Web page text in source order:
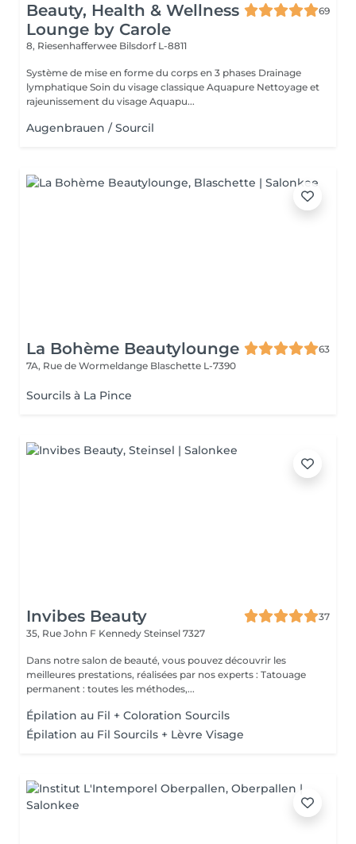
Beauty, Health & Wellness
Lounge by Carole
69
8, Riesenhafferwee Bilsdorf L-8811
Système de mise en forme du corps en 3 phases Drainage
lymphatique Soin du visage classique Aquapure Nettoyage et
rajeunissement du visage Aquapu...
Augenbrauen / Sourcil
La Bohème Beautylounge
63
7A, Rue de Wormeldange Blaschette L-7390
Sourcils à La Pince
Invibes Beauty
37
35, Rue John F Kennedy Steinsel 7327
Dans notre salon de beauté, vous pouvez découvrir les
meilleures prestations, réalisées par nos experts : Tatouage
permanent : toutes les méthodes,...
Épilation au Fil + Coloration Sourcils
Épilation au Fil Sourcils + Lèvre Visage